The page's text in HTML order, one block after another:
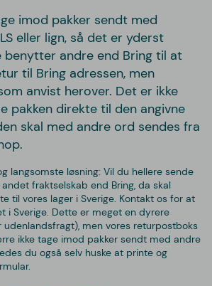
imod pakker sendt med
eller lign, så det er yderst
benytter andre end Bring til at
til Bring adressen, men
anvist herover. Det er ikke
pakken direkte til den angivne
skal med andre ord sendes fra
langsomste løsning: Vil du hellere sende
fraktselskab end Bring, da skal
til vores lager i Sverige. Kontakt os for at
i Sverige. Dette er meget en dyrere
udenlandsfragt), men vores returpostboks
ikke tage imod pakker sendt med andre
du også selv huske at printe og